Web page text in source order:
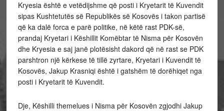
Kryesia është e vetëdijshme që posti i Kryetarit të Kuvendit
sipas Kushtetutës së Republikës së Kosovës i takon partisë
që ka dalë forca e parë politike, në këtë rast PDK-së,
prandaj Kryetari i Këshillit Komëbtar të Nisma për Kosovën
dhe Kryesia e saj janë plotësisht dakord që në rast se PDK
parshtron një kërkese të tillë zyrtare, Kryetari i Kuvendit të
Kosovës, Jakup Krasniqi është i gatshëm të dorëhiqet nga
posti i Kryetarit të Kuvendit.
Dje, Këshilli themelues i Nisma për Kosovën zgjodhi Jakup